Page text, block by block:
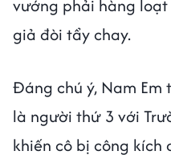
vướng phải hàng
giả đòi tẩy chay.
Đáng chú ý, Nam
là người thứ 3 với
khiến cô bị công kích